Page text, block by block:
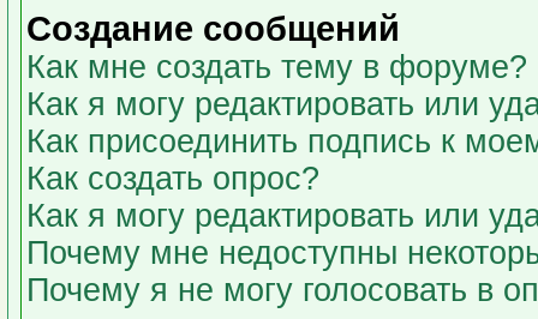
Создание сообщений
Как мне создать тему в форуме?
Как я могу редактировать или
Как присоединить подпись к
Как создать опрос?
Как я могу редактировать или
Почему мне недоступны
Почему я не могу голосовать в